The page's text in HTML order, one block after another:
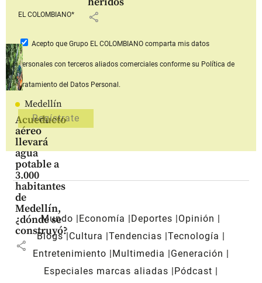
share
Medellín
Acueducto
aéreo
llevará
agua
potable a
3.000
habitantes
de
Medellín,
¿dónde se
construyó?
share
EL COLOMBIANO*
Acepto que Grupo EL COLOMBIANOcomparta mis datos
personales con terceros aliados comerciales conforme su Política de
Tratamiento del Datos Personal.
Mundo Economía Deportes
Opinión
Blogs Cultura Tendencias Tecnología
Entretenimiento
Multimedia
Generación
Especiales marcas aliadas
Pódcast